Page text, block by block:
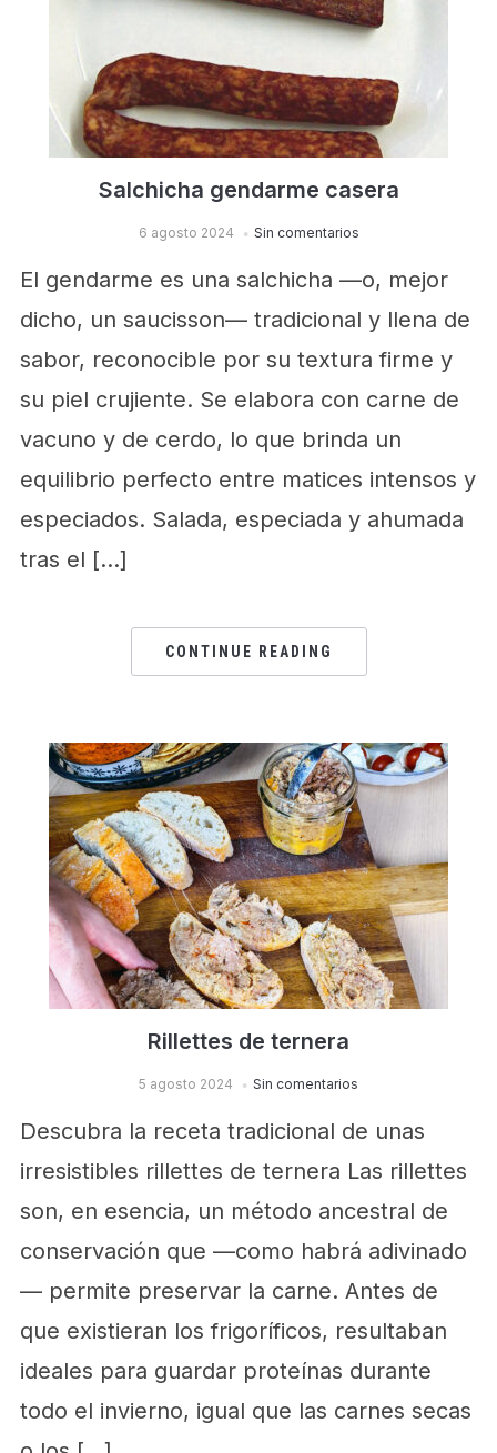
Salchicha gendarme casera
6 agosto 2024 Sin comentarios
El gendarme es una salchicha —o, mejor
dicho, un saucisson— tradicional y llena de
sabor, reconocible por su textura firme y
su piel crujiente. Se elabora con carne de
vacuno y de cerdo, lo que brinda un
equilibrio perfecto entre matices intensos y
especiados. Salada, especiada y ahumada
tras el […]
CONTINUE READING
Rillettes de ternera
5 agosto 2024 Sin comentarios
Descubra la receta tradicional de unas
irresistibles rillettes de ternera Las rillettes
son, en esencia, un método ancestral de
conservación que —como habrá adivinado
— permite preservar la carne. Antes de
que existieran los frigoríficos, resultaban
ideales para guardar proteínas durante
todo el invierno, igual que las carnes secas